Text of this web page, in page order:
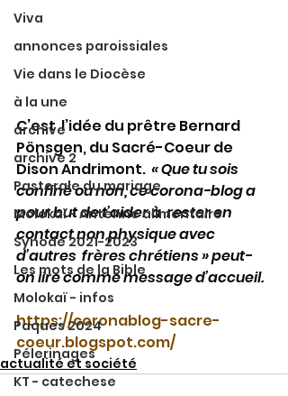
Viva
annonces paroissiales
Vie dans le Diocèse
à la une
archive
archive 2
Pastorale du mariage
Molokaï - Antenne alimentaire
Synode 2021-2023
Les mots de la Bible
Molokaï - infos
Paques 2024
Pélerinages
KT - catechese
C’est  l’idée du prêtre Bernard
Pönsgen, du Sacré-Coeur de
Dison Andrimont. « Que tu sois
confiné ou non, ce corona-blog a
pour but de t’aider à  rester en
contact non physique avec
d’autres  frères chrétiens » peut-
on lire comme message d’accueil.
https://coronablog-sacre-
coeur.blogspot.com/
actualité et société